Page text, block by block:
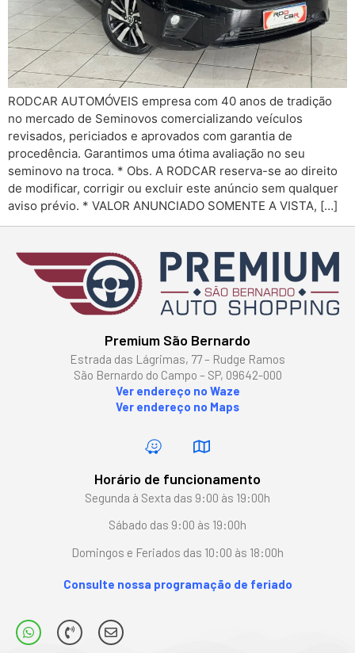
RODCAR AUTOMÓVEIS empresa com 40 anos de tradição
no mercado de Seminovos comercializando veículos
revisados, periciados e aprovados com garantia de
procedência. Garantimos uma ótima avaliação no seu
seminovo na troca. * Obs. A RODCAR reserva-se ao direito
de modificar, corrigir ou excluir este anúncio sem qualquer
aviso prévio. * VALOR ANUNCIADO SOMENTE A VISTA, […]
Premium São Bernardo
Estrada das Lágrimas, 77 – Rudge Ramos
São Bernardo do Campo – SP, 09642-000
Ver endereço no Waze
Ver endereço no Maps
Horário de funcionamento
Segunda à Sexta das 9:00 às 19:00h
Sábado das 9:00 às 19:00h
Domingos e Feriados das 10:00 às 18:00h
Consulte nossa programação de feriado